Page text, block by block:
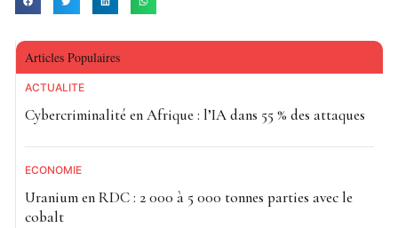
Articles Populaires
ACTUALITE
Cybercriminalité en Afrique : l’IA dans 55 % des attaques
ECONOMIE
Uranium en RDC : 2 000 à 5 000 tonnes parties avec le
cobalt